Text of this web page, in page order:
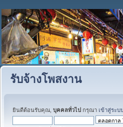
รับจ้างโพสงาน
ยินดีต้อนรับคุณ, บุคคลทั่วไป กรุณา เข้าสู่ระบ